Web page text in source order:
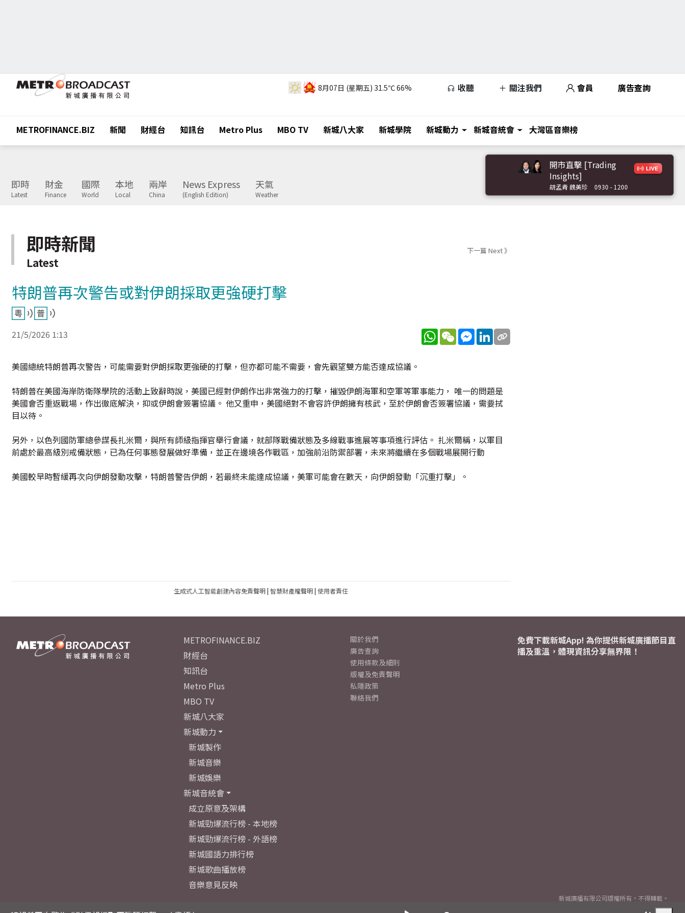
8月07日 (星期五) 31.5℃66% 收聽 關注我們 會員 廣告查詢
METROFINANCE.BIZ 新聞 財經台 知訊台 Metro Plus MBO TV 新城八大家 新城學院 新城動力 新城音統會 大灣區音樂榜
即時
Latest
財金
Finance
國際
World
本地
Local
兩岸
China
News Express
(English Edition)
天氣
Weather
開市直擊 [Trading
Insights]
胡孟青 魏美珍 0930 - 1200
即時新聞
Latest
下一篇 Next 》
特朗普再次警告或對伊朗採取更強硬打擊
21/5/2026 1:13 WhatsApp
WeChatMessenger
LinkedIn
美國總統特朗普再次警告，可能需要對伊朗採取更強硬的打擊，但亦都可能不需要，會先觀望雙方能否達成協議。
特朗普在美國海岸防衛隊學院的活動上致辭時說，美國已經對伊朗作出非常強力的打擊，摧毀伊朗海軍和空軍等軍事能力， 唯一的問題是
美國會否重返戰場，作出徹底解決，抑或伊朗會簽署協議。 他又重申，美國絕對不會容許伊朗擁有核武，至於伊朗會否簽署協議，需要拭
目以待。
另外，以色列國防軍總參謀長扎米爾，與所有師級指揮官舉行會議，就部隊戰備狀態及多線戰事進展等事項進行評估。 扎米爾稱，以軍目
前處於最高級別戒備狀態，已為任何事態發展做好準備，並正在邊境各作戰區，加強前沿防禦部署，未來將繼續在多個戰場展開行動
美國較早時暫緩再次向伊朗發動攻擊，特朗普警告伊朗，若最終未能達成協議，美軍可能會在數天，向伊朗發動「沉重打擊」。
生成式人工智能創建內容免責聲明| 智慧財產權聲明| 使用者責任
METROFINANCE.BIZ
財經台
知訊台
Metro Plus
MBO TV
新城八大家
新城動力
新城製作
新城音樂
新城娛樂
新城音統會
成立原意及架構
新城勁爆流行榜 - 本地榜
新城勁爆流行榜 - 外語榜
新城國語力排行榜
新城歌曲播放榜
音樂意見反映
關於我們
廣告查詢
使用條款及細則
版權及免責聲明
私隱政策
聯絡我們
免費下載新城App! 為你提供新城廣播節目直
播及重溫，體現資訊分享無界限！
新城廣播有限公司版權所有，不得轉載。
2026© Metro Broadcast Corporation Limited. All rights reserved.